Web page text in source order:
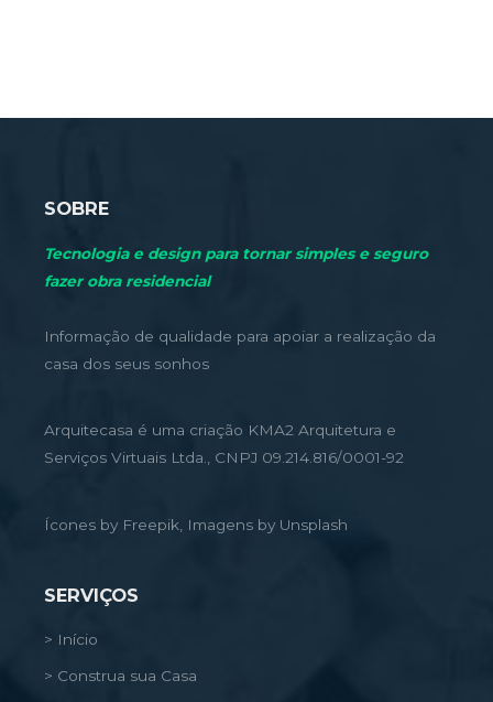
SOBRE
Tecnologia e design para tornar simples e seguro
fazer obra residencial
Informação de qualidade para apoiar a realização da
casa dos seus sonhos
Arquitecasa é uma criação KMA2 Arquitetura e
Serviços Virtuais Ltda., CNPJ 09.214.816/0001-92
Ícones by Freepik, Imagens by Unsplash
SERVIÇOS
> Início
> Construa sua Casa